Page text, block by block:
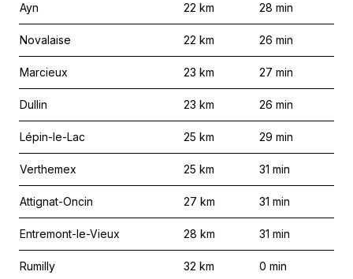
Ayn 22 km 28 min
Novalaise 22 km 26 min
Marcieux 23 km 27 min
Dullin 23 km 26 min
Lépin-le-Lac 25 km 29 min
Verthemex 25 km 31 min
Attignat-Oncin 27 km 31 min
Entremont-le-Vieux 28 km 31 min
Rumilly 32 km 0 min